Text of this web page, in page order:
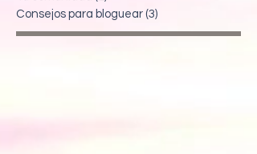
Consejos para bloguear (3)